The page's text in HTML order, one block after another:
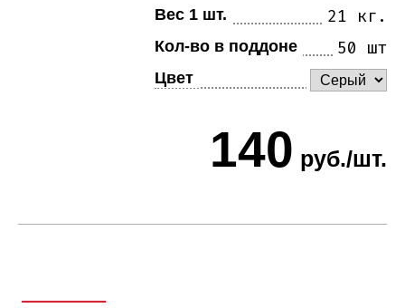
Вес 1 шт. 21 кг.
Кол-во в поддоне 50 шт
Цвет
140 руб./шт.